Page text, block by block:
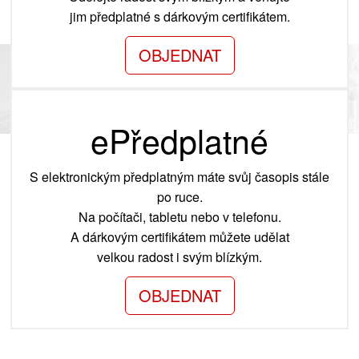
jim předplatné s dárkovým certifikátem.
OBJEDNAT
ePředplatné
S elektronickým předplatným máte svůj časopis stále
po ruce.
Na počítači, tabletu nebo v telefonu.
A dárkovým certifikátem můžete udělat
velkou radost i svým blízkým.
OBJEDNAT